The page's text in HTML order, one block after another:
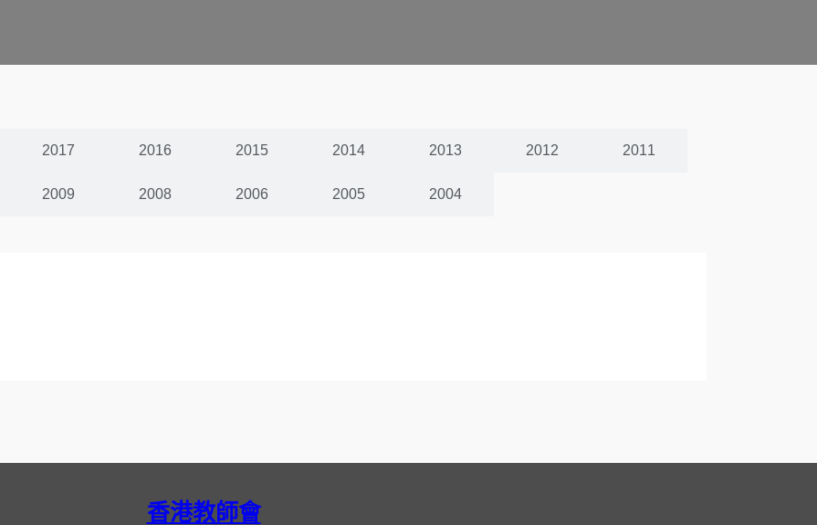
2017 2016 2015 2014 2013 2012 2011
2009 2008 2006 2005 2004
香港教師會